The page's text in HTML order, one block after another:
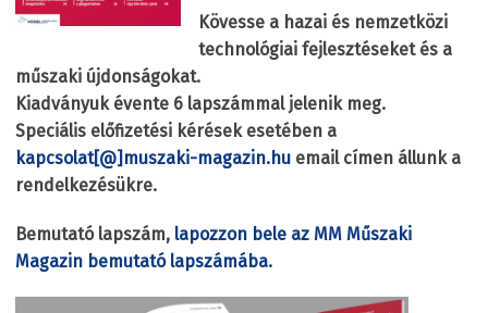
Kövesse a hazai és nemzetközi
technológiai fejlesztéseket és a
műszaki újdonságokat.
Kiadványuk évente 6 lapszámmal jelenik meg.
Speciális előfizetési kérések esetében a
kapcsolat[@]muszaki-magazin.hu email címen állunk a
rendelkezésükre.
Bemutató lapszám, lapozzon bele az MM Műszaki
Magazin bemutató lapszámába.